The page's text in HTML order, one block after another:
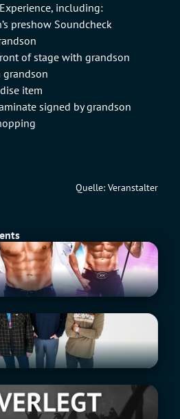
including:
preshow Soundcheck
of stage with grandson
grandson
item
signed by grandson
Quelle: Veranstalter